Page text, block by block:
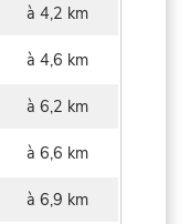
à 4,2 km
à 4,6 km
à 6,2 km
à 6,6 km
à 6,9 km